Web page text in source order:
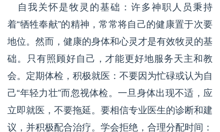
自我关怀是牧灵的基础：许多神职人员秉持
着“牺牲奉献”的精神，常常将自己的健康置于次要
地位。然而，健康的身体和心灵才是有效牧灵的基
础。只有照顾好自己，才能更好地服务天主和教
会。定期体检，积极就医：不要因为忙碌或认为自
己“年轻力壮”而忽视体检。一旦身体出现不适，应
立即就医，不要拖延。要相信专业医生的诊断和建
议，并积极配合治疗。学会拒绝，合理分配时间：